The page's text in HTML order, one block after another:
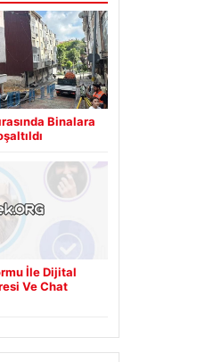
Binalara
İle Dijital
Ve Chat